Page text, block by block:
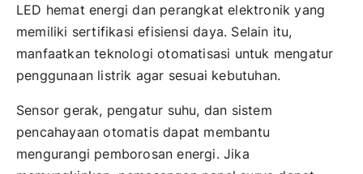
LED hemat energi dan perangkat elektronik yang
memiliki sertifikasi efisiensi daya. Selain itu,
manfaatkan teknologi otomatisasi untuk mengatur
penggunaan listrik agar sesuai kebutuhan.
Sensor gerak, pengatur suhu, dan sistem
pencahayaan otomatis dapat membantu
mengurangi pemborosan energi. Jika